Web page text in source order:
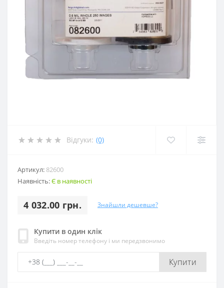
Відгуки: (0)
Артикул: 82600
Наявність:Є в наявності
4 032.00 грн. Знайшли дешевше?
Купити в один клік
Введіть номер телефону і ми передзвонимо
Купити